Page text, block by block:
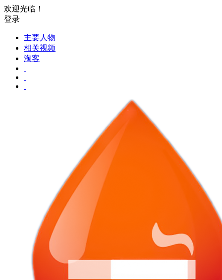
欢迎光临！
登录
主要人物
相关视频
淘客